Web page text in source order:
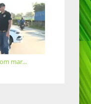
mar...